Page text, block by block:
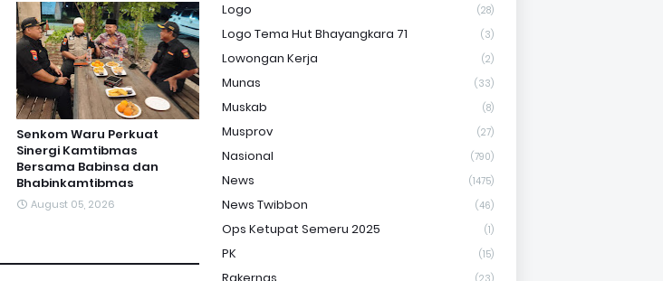
Senkom Waru Perkuat
Sinergi Kamtibmas
Bersama Babinsa dan
Bhabinkamtibmas
August 05, 2026
Logo (28)
Logo Tema Hut Bhayangkara 71 (3)
Lowongan Kerja (2)
Munas (33)
Muskab (8)
Musprov (27)
Nasional (790)
News (1475)
News Twibbon (46)
Ops Ketupat Semeru 2025 (1)
PK (15)